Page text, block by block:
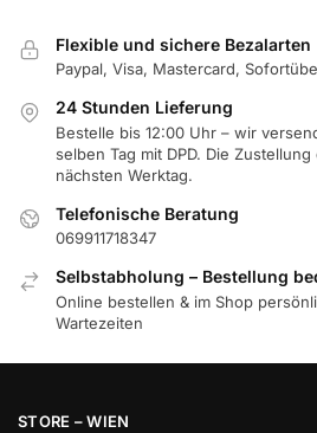
Flexible und sichere Bezalarten
Paypal, Visa, Mastercard,
24 Stunden Lieferung
Bestelle bis 12:00 Uhr – wir
selben Tag mit DPD. Die
nächsten Werktag.
Telefonische Beratung
069911718347
Selbstabholung – Bestellung
Online bestellen & im Shop
Wartezeiten
STORE – WIEN